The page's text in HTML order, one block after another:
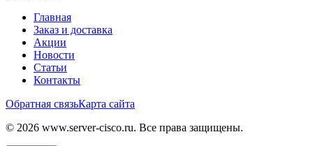
Главная
Заказ и доставка
Акции
Новости
Статьи
Контакты
Обратная связьКарта сайта
© 2026 www.server-cisco.ru. Все права защищены.